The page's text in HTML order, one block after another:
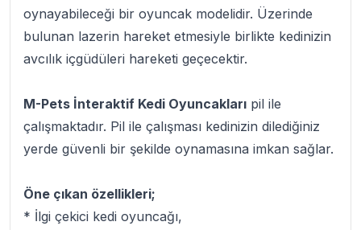
oynayabileceği bir oyuncak modelidir. Üzerinde
bulunan lazerin hareket etmesiyle birlikte kedinizin
avcılık içgüdüleri hareketi geçecektir.
M-Pets İnteraktif Kedi Oyuncakları pil ile
çalışmaktadır. Pil ile çalışması kedinizin dilediğiniz
yerde güvenli bir şekilde oynamasına imkan sağlar.
Öne çıkan özellikleri;
* İlgi çekici kedi oyuncağı,